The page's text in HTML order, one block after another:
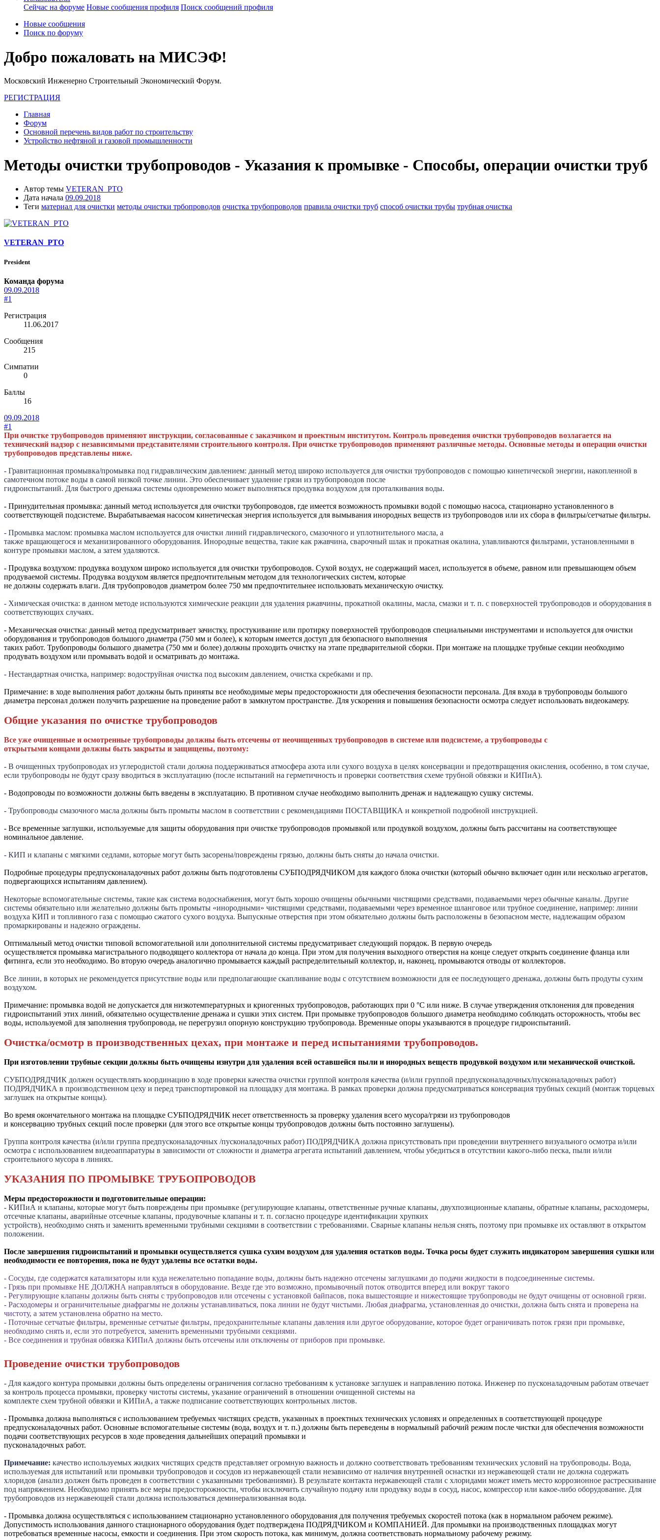
Сейчас на форуме Новые сообщения профиля Поиск сообщений профиля
Новые сообщения
Поиск по форуму
Добро пожаловать на МИСЭФ!
Московский Инженерно Строительный Экономический Форум.
РЕГИСТРАЦИЯ
Главная
Форум
Основной перечень видов работ по строительству
Устройство нефтяной и газовой промышленности
Методы очистки трубопроводов - Указания к промывке - Способы, операции очистки труб
Автор темы VETERAN_PTO
Дата начала 09.09.2018
Теги материал для очистки методы очистки трбопроводов очистка трубопроводов правила очистки труб способ очистки трубы трубная очистка
VETERAN_PTO
President
Команда форума
09.09.2018
#1
Регистрация
11.06.2017
Сообщения
215
Симпатии
0
Баллы
16
09.09.2018
#1
При очистке трубопроводов применяют инструкции, согласованные с заказчиком и проектным институтом. Контроль проведения очистки трубопроводов возлагается на
технический надзор с независимыми представителями строительного контроля. При очистке трубопроводов применяют различные методы. Основные методы и операции очистки
трубопроводов представлены ниже.
- Гравитационная промывка/промывка под гидравлическим давлением: данный метод широко используется для очистки трубопроводов с помощью кинетической энергии, накопленной в
самотечном потоке воды в самой низкой точке линии. Это обеспечивает удаление грязи из трубопроводов после
гидроиспытаний. Для быстрого дренажа системы одновременно может выполняться продувка воздухом для проталкивания воды.
- Принудительная промывка: данный метод используется для очистки трубопроводов, где имеется возможность промывки водой с помощью насоса, стационарно установленного в
соответствующей подсистеме. Вырабатываемая насосом кинетическая энергия используется для вымывания инородных веществ из трубопроводов или их сбора в фильтры/сетчатые фильтры.
- Промывка маслом: промывка маслом используется для очистки линий гидравлического, смазочного и уплотнительного масла, а
также вращающегося и механизированного оборудования. Инородные вещества, такие как ржавчина, сварочный шлак и прокатная окалина, улавливаются фильтрами, установленными в
контуре промывки маслом, а затем удаляются.
- Продувка воздухом: продувка воздухом широко используется для очистки трубопроводов. Сухой воздух, не содержащий масел, используется в объеме, равном или превышающем объем
продуваемой системы. Продувка воздухом является предпочтительным методом для технологических систем, которые
не должны содержать влаги. Для трубопроводов диаметром более 750 мм предпочтительнее использовать механическую очистку.
- Химическая очистка: в данном методе используются химические реакции для удаления ржавчины, прокатной окалины, масла, смазки и т. п. с поверхностей трубопроводов и оборудования в
соответствующих случаях.
- Механическая очистка: данный метод предусматривает зачистку, простукивание или протирку поверхностей трубопроводов специальными инструментами и используется для очистки
оборудования и трубопроводов большого диаметра (750 мм и более), к которым имеется доступ для безопасного выполнения
таких работ. Трубопроводы большого диаметра (750 мм и более) должны проходить очистку на этапе предварительной сборки. При монтаже на площадке трубные секции необходимо
продувать воздухом или промывать водой и осматривать до монтажа.
- Нестандартная очистка, например: водоструйная очистка под высоким давлением, очистка скребками и пр.
Примечание: в ходе выполнения работ должны быть приняты все необходимые меры предосторожности для обеспечения безопасности персонала. Для входа в трубопроводы большого
диаметра персонал должен получить разрешение на проведение работ в замкнутом пространстве. Для ускорения и повышения безопасности осмотра следует использовать видеокамеру.
Общие указания по очистке трубопроводов
Все уже очищенные и осмотренные трубопроводы должны быть отсечены от неочищенных трубопроводов в системе или подсистеме, а трубопроводы с
открытыми концами должны быть закрыты и защищены, поэтому:
- В очищенных трубопроводах из углеродистой стали должна поддерживаться атмосфера азота или сухого воздуха в целях консервации и предотвращения окисления, особенно, в том случае,
если трубопроводы не будут сразу вводиться в эксплуатацию (после испытаний на герметичность и проверки соответствия схеме трубной обвязки и КИПиА).
- Водопроводы по возможности должны быть введены в эксплуатацию. В противном случае необходимо выполнить дренаж и надлежащую сушку системы.
- Трубопроводы смазочного масла должны быть промыты маслом в соответствии с рекомендациями ПОСТАВЩИКА и конкретной подробной инструкцией.
- Все временные заглушки, используемые для защиты оборудования при очистке трубопроводов промывкой или продувкой воздухом, должны быть рассчитаны на соответствующее
номинальное давление.
- КИП и клапаны с мягкими седлами, которые могут быть засорены/повреждены грязью, должны быть сняты до начала очистки.
Подробные процедуры предпусконаладочных работ должны быть подготовлены СУБПОДРЯДЧИКОМ для каждого блока очистки (который обычно включает один или несколько агрегатов,
подвергающихся испытаниям давлением).
Некоторые вспомогательные системы, такие как система водоснабжения, могут быть хорошо очищены обычными чистящими средствами, подаваемыми через обычные каналы. Другие
системы обязательно или желательно должны быть промыты «инородными» чистящими средствами, подаваемыми через временное шланговое или трубное соединение, например: линии
воздуха КИП и топливного газа с помощью сжатого сухого воздуха. Выпускные отверстия при этом обязательно должны быть расположены в безопасном месте, надлежащим образом
промаркированы и надежно ограждены.
Оптимальный метод очистки типовой вспомогательной или дополнительной системы предусматривает следующий порядок. В первую очередь
осуществляется промывка магистрального подводящего коллектора от начала до конца. При этом для получения выходного отверстия на конце следует открыть соединение фланца или
фитинга, если это необходимо. Во вторую очередь аналогично промывается каждый распределительный коллектор, и, наконец, промываются отводы от коллекторов.
Все линии, в которых не рекомендуется присутствие воды или предполагающие скапливание воды с отсутствием возможности для ее последующего дренажа, должны быть продуты сухим
воздухом.
Примечание: промывка водой не допускается для низкотемпературных и криогенных трубопроводов, работающих при 0 °C или ниже. В случае утверждения отклонения для проведения
гидроиспытаний этих линий, обязательно осуществление дренажа и сушки этих систем. При промывке трубопроводов большого диаметра необходимо соблюдать осторожность, чтобы вес
воды, используемой для заполнения трубопровода, не перегрузил опорную конструкцию трубопровода. Временные опоры указываются в процедуре гидроиспытаний.
Очистка/осмотр в производственных цехах, при монтаже и перед испытаниями трубопроводов.
При изготовлении трубные секции должны быть очищены изнутри для удаления всей оставшейся пыли и инородных веществ продувкой воздухом или механической очисткой.
СУБПОДРЯДЧИК должен осуществлять координацию в ходе проверки качества очистки группой контроля качества (и/или группой предпусконаладочных/пусконаладочных работ)
ПОДРЯДЧИКА в производственном цеху и перед транспортировкой на площадку для монтажа. В рамках проверки должна предусматриваться консервация трубных секций (монтаж торцевых
заглушек на открытые концы).
Во время окончательного монтажа на площадке СУБПОДРЯДЧИК несет ответственность за проверку удаления всего мусора/грязи из трубопроводов
и консервацию трубных секций после проверки (для этого все открытые концы трубопроводов должны быть постоянно заглушены).
Группа контроля качества (и/или группа предпусконаладочных /пусконаладочных работ) ПОДРЯДЧИКА должна присутствовать при проведении внутреннего визуального осмотра и/или
осмотра с использованием видеоаппаратуры в зависимости от сложности и диаметра агрегата испытаний давлением, чтобы убедиться в отсутствии какого-либо песка, пыли и/или
строительного мусора в линиях.
УКАЗАНИЯ ПО ПРОМЫВКЕ ТРУБОПРОВОДОВ
Меры предосторожности и подготовительные операции:
- КИПиА и клапаны, которые могут быть повреждены при промывке (регулирующие клапаны, ответственные ручные клапаны, двухпозиционные клапаны, обратные клапаны, расходомеры,
отсечные клапаны, аварийные отсечные клапаны, продувочные клапаны и т. п. согласно процедуре идентификации хрупких
устройств), необходимо снять и заменить временными трубными секциями в соответствии с требованиями. Сварные клапаны нельзя снять, поэтому при промывке их оставляют в открытом
положении.
После завершения гидроиспытаний и промывки осуществляется сушка сухим воздухом для удаления остатков воды. Точка росы будет служить индикатором завершения сушки или
необходимости ее повторения, пока не будут удалены все остатки воды.
- Сосуды, где содержатся катализаторы или куда нежелательно попадание воды, должны быть надежно отсечены заглушками до подачи жидкости в подсоединенные системы.
- Грязь при промывке НЕ ДОЛЖНА направляться в оборудование. Везде где это возможно, промывочный поток отводится вперед или вокруг такого
- Регулирующие клапаны должны быть сняты с трубопроводов или отсечены с установкой байпасов, пока вышестоящие и нижестоящие трубопроводы не будут очищены от основной грязи.
- Расходомеры и ограничительные диафрагмы не должны устанавливаться, пока линии не будут чистыми. Любая диафрагма, установленная до очистки, должна быть снята и проверена на
чистоту, а затем установлена обратно на место.
- Поточные сетчатые фильтры, временные сетчатые фильтры, предохранительные клапаны давления или другое оборудование, которое будет ограничивать поток грязи при промывке,
необходимо снять и, если это потребуется, заменить временными трубными секциями.
- Все соединения и трубная обвязка КИПиА должны быть отсечены или отключены от приборов при промывке.
Проведение очистки трубопроводов
- Для каждого контура промывки должны быть определены ограничения согласно требованиям к установке заглушек и направлению потока. Инженер по пусконаладочным работам отвечает
за контроль процесса промывки, проверку чистоты системы, указание ограничений в отношении очищенной системы на
комплекте схем трубной обвязки и КИПиА, а также подписание соответствующих контрольных листов.
- Промывка должна выполняться с использованием требуемых чистящих средств, указанных в проектных технических условиях и определенных в соответствующей процедуре
предпусконаладочных работ. Основные вспомогательные системы (вода, воздух и т. п.) должны быть переведены в нормальный рабочий режим после чистки для обеспечения возможности
подачи соответствующих ресурсов в ходе проведения дальнейших операций промывки и
пусконаладочных работ.
Примечание: качество используемых жидких чистящих средств представляет огромную важность и должно соответствовать требованиям технических условий на трубопроводы. Вода,
используемая для испытаний или промывки трубопроводов и сосудов из нержавеющей стали независимо от наличия внутренней оснастки из нержавеющей стали не должна содержать
хлоридов (анализ должен быть проведен в соответствии с указанными требованиями). В результате контакта нержавеющей стали с хлоридами может иметь место коррозионное растрескивание
под напряжением. Необходимо принять все меры предосторожности, чтобы исключить случайную подачу или продувку воды в сосуд, насос, компрессор или какое-либо оборудование. Для
трубопроводов из нержавеющей стали должна использоваться деминерализованная вода.
- Промывка должна осуществляться с использованием стационарно установленного оборудования для получения требуемых скоростей потока (как в нормальном рабочем режиме).
Допустимость использования данного стационарного оборудования будет подтверждена ПОДРЯДЧИКОМ и КОМПАНИЕЙ. Для промывки на производственных площадках могут
потребоваться временные насосы, емкости и соединения. При этом скорость потока, как минимум, должна соответствовать нормальному рабочему режиму.